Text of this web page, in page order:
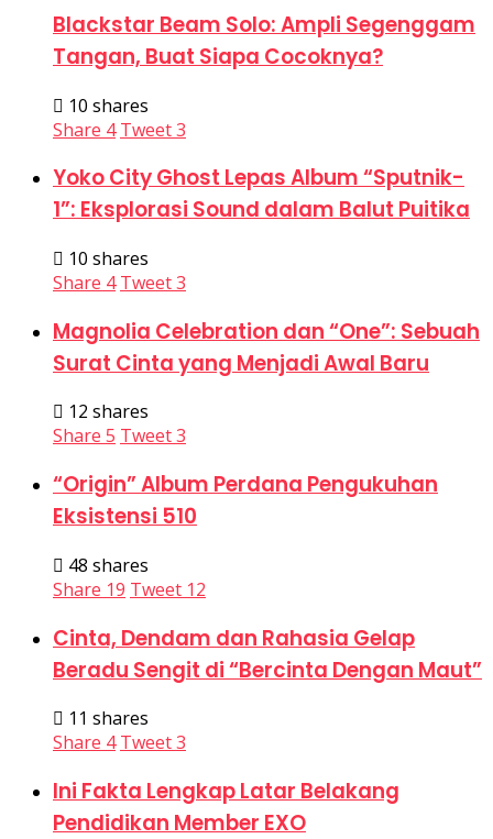
Blackstar Beam Solo: Ampli Segenggam
Tangan, Buat Siapa Cocoknya?
10 shares
Share 4 Tweet3
Yoko City Ghost Lepas Album “Sputnik-
1”: Eksplorasi Sound dalam Balut Puitika
10 shares
Share 4 Tweet3
Magnolia Celebration dan “One”: Sebuah
Surat Cinta yang Menjadi Awal Baru
12 shares
Share 5 Tweet3
“Origin” Album Perdana Pengukuhan
Eksistensi 510
48 shares
Share 19 Tweet 12
Cinta, Dendam dan Rahasia Gelap
Beradu Sengit di “Bercinta Dengan Maut”
11 shares
Share 4 Tweet3
Ini Fakta Lengkap Latar Belakang
Pendidikan Member EXO